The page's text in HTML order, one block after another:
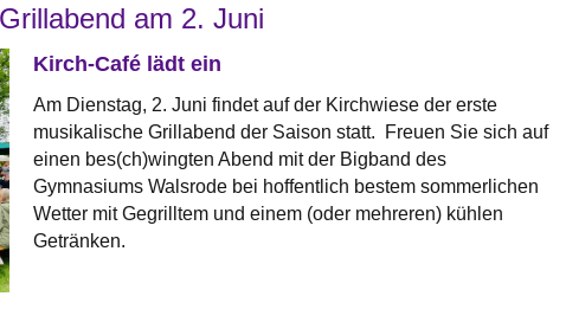
am 2. Juni
Kirch-Café lädt ein
Am Dienstag, 2. Juni findet auf der Kirchwiese der erste
musikalische Grillabend der Saison statt. Freuen Sie sich auf
einen bes(ch)wingten Abend mit der Bigband des
Gymnasiums Walsrode bei hoffentlich bestem sommerlichen
Wetter mit Gegrilltem und einem (oder mehreren) kühlen
Getränken.